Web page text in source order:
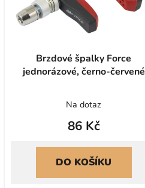
Brzdové špalky Force
jednorázové, černo-červené
Na dotaz
86 Kč
DO KOŠÍKU